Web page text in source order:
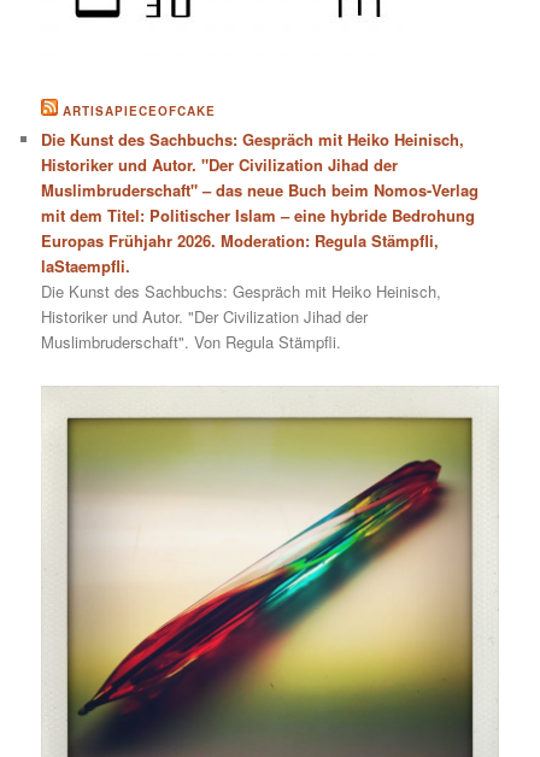
ARTISAPIECEOFCAKE
Die Kunst des Sachbuchs: Gespräch mit Heiko Heinisch,
Historiker und Autor. "Der Civilization Jihad der
Muslimbruderschaft" – das neue Buch beim Nomos-Verlag
mit dem Titel: Politischer Islam – eine hybride Bedrohung
Europas Frühjahr 2026. Moderation: Regula Stämpfli,
laStaempfli.
Die Kunst des Sachbuchs: Gespräch mit Heiko Heinisch,
Historiker und Autor. "Der Civilization Jihad der
Muslimbruderschaft". Von Regula Stämpfli.